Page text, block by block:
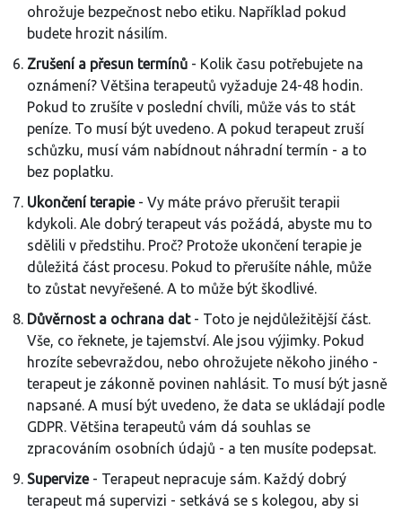
ohrožuje bezpečnost nebo etiku. Například pokud
budete hrozit násilím.
Zrušení a přesun termínů - Kolik času potřebujete na
oznámení? Většina terapeutů vyžaduje 24-48 hodin.
Pokud to zrušíte v poslední chvíli, může vás to stát
peníze. To musí být uvedeno. A pokud terapeut zruší
schůzku, musí vám nabídnout náhradní termín - a to
bez poplatku.
Ukončení terapie- Vy máte právo přerušit terapii
kdykoli. Ale dobrý terapeut vás požádá, abyste mu to
sdělili v předstihu. Proč? Protože ukončení terapie je
důležitá část procesu. Pokud to přerušíte náhle, může
to zůstat nevyřešené. A to může být škodlivé.
Důvěrnost a ochrana dat- Toto je nejdůležitější část.
Vše, co řeknete, je tajemství. Ale jsou výjimky. Pokud
hrozíte sebevraždou, nebo ohrožujete někoho jiného -
terapeut je zákonně povinen nahlásit. To musí být jasně
napsané. A musí být uvedeno, že data se ukládají podle
GDPR. Většina terapeutů vám dá souhlas se
zpracováním osobních údajů - a ten musíte podepsat.
Supervize- Terapeut nepracuje sám. Každý dobrý
terapeut má supervizi - setkává se s kolegou, aby si